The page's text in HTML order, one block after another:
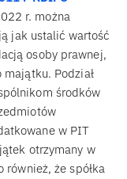
r. można
jak ustalić wartość
osoby prawnej,
Podział
środków
w PIT
otrzymany w
że spółka